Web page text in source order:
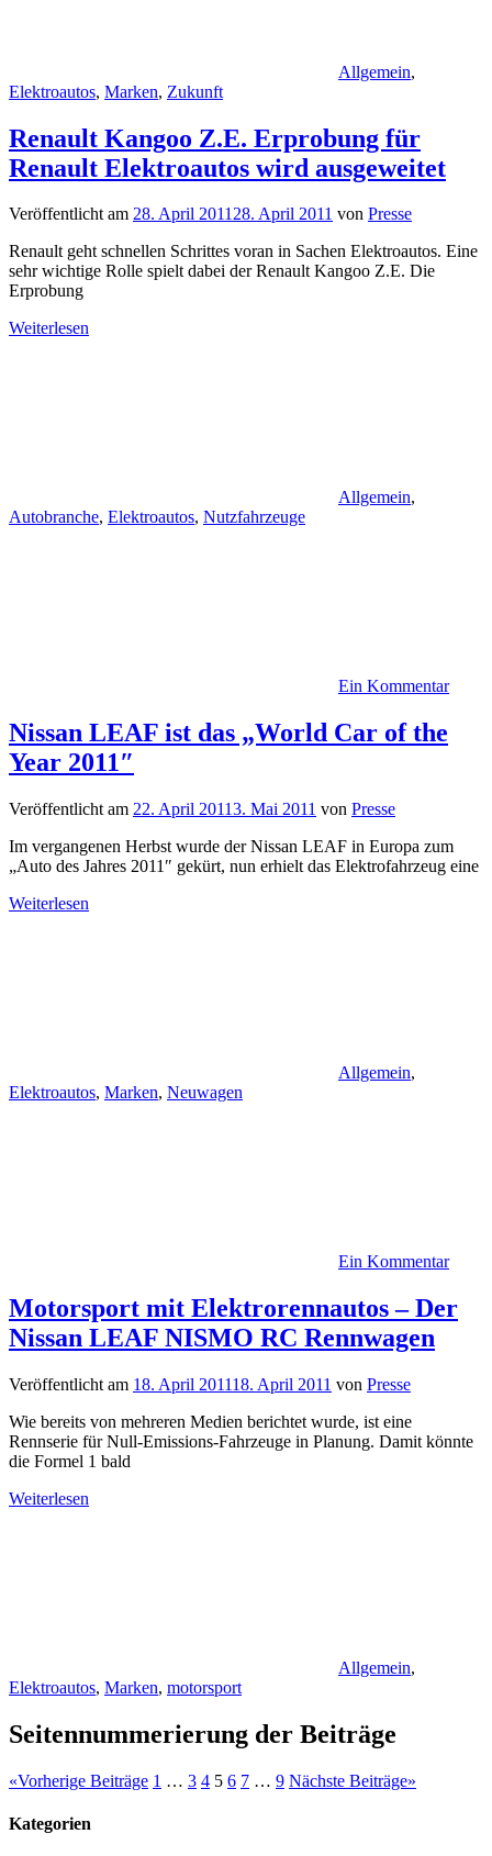
Allgemein,
Elektroautos, Marken, Zukunft
Renault Kangoo Z.E. Erprobung für
Renault Elektroautos wird ausgeweitet
Veröffentlicht am 28. April 201128. April 2011 von Presse
Renault geht schnellen Schrittes voran in Sachen Elektroautos. Eine
sehr wichtige Rolle spielt dabei der Renault Kangoo Z.E. Die
Erprobung
Weiterlesen
Allgemein,
Autobranche, Elektroautos, Nutzfahrzeuge
Ein Kommentar
Nissan LEAF ist das „World Car of the
Year 2011″
Veröffentlicht am 22. April 20113. Mai 2011 von Presse
Im vergangenen Herbst wurde der Nissan LEAF in Europa zum
„Auto des Jahres 2011″ gekürt, nun erhielt das Elektrofahrzeug eine
Weiterlesen
Allgemein,
Elektroautos, Marken, Neuwagen
Ein Kommentar
Motorsport mit Elektrorennautos – Der
Nissan LEAF NISMO RC Rennwagen
Veröffentlicht am 18. April 201118. April 2011 von Presse
Wie bereits von mehreren Medien berichtet wurde, ist eine
Rennserie für Null-Emissions-Fahrzeuge in Planung. Damit könnte
die Formel 1 bald
Weiterlesen
Allgemein,
Elektroautos, Marken, motorsport
Seitennummerierung der Beiträge
«Vorherige Beiträge 1 … 3 4 5 6 7 … 9 Nächste Beiträge»
Kategorien